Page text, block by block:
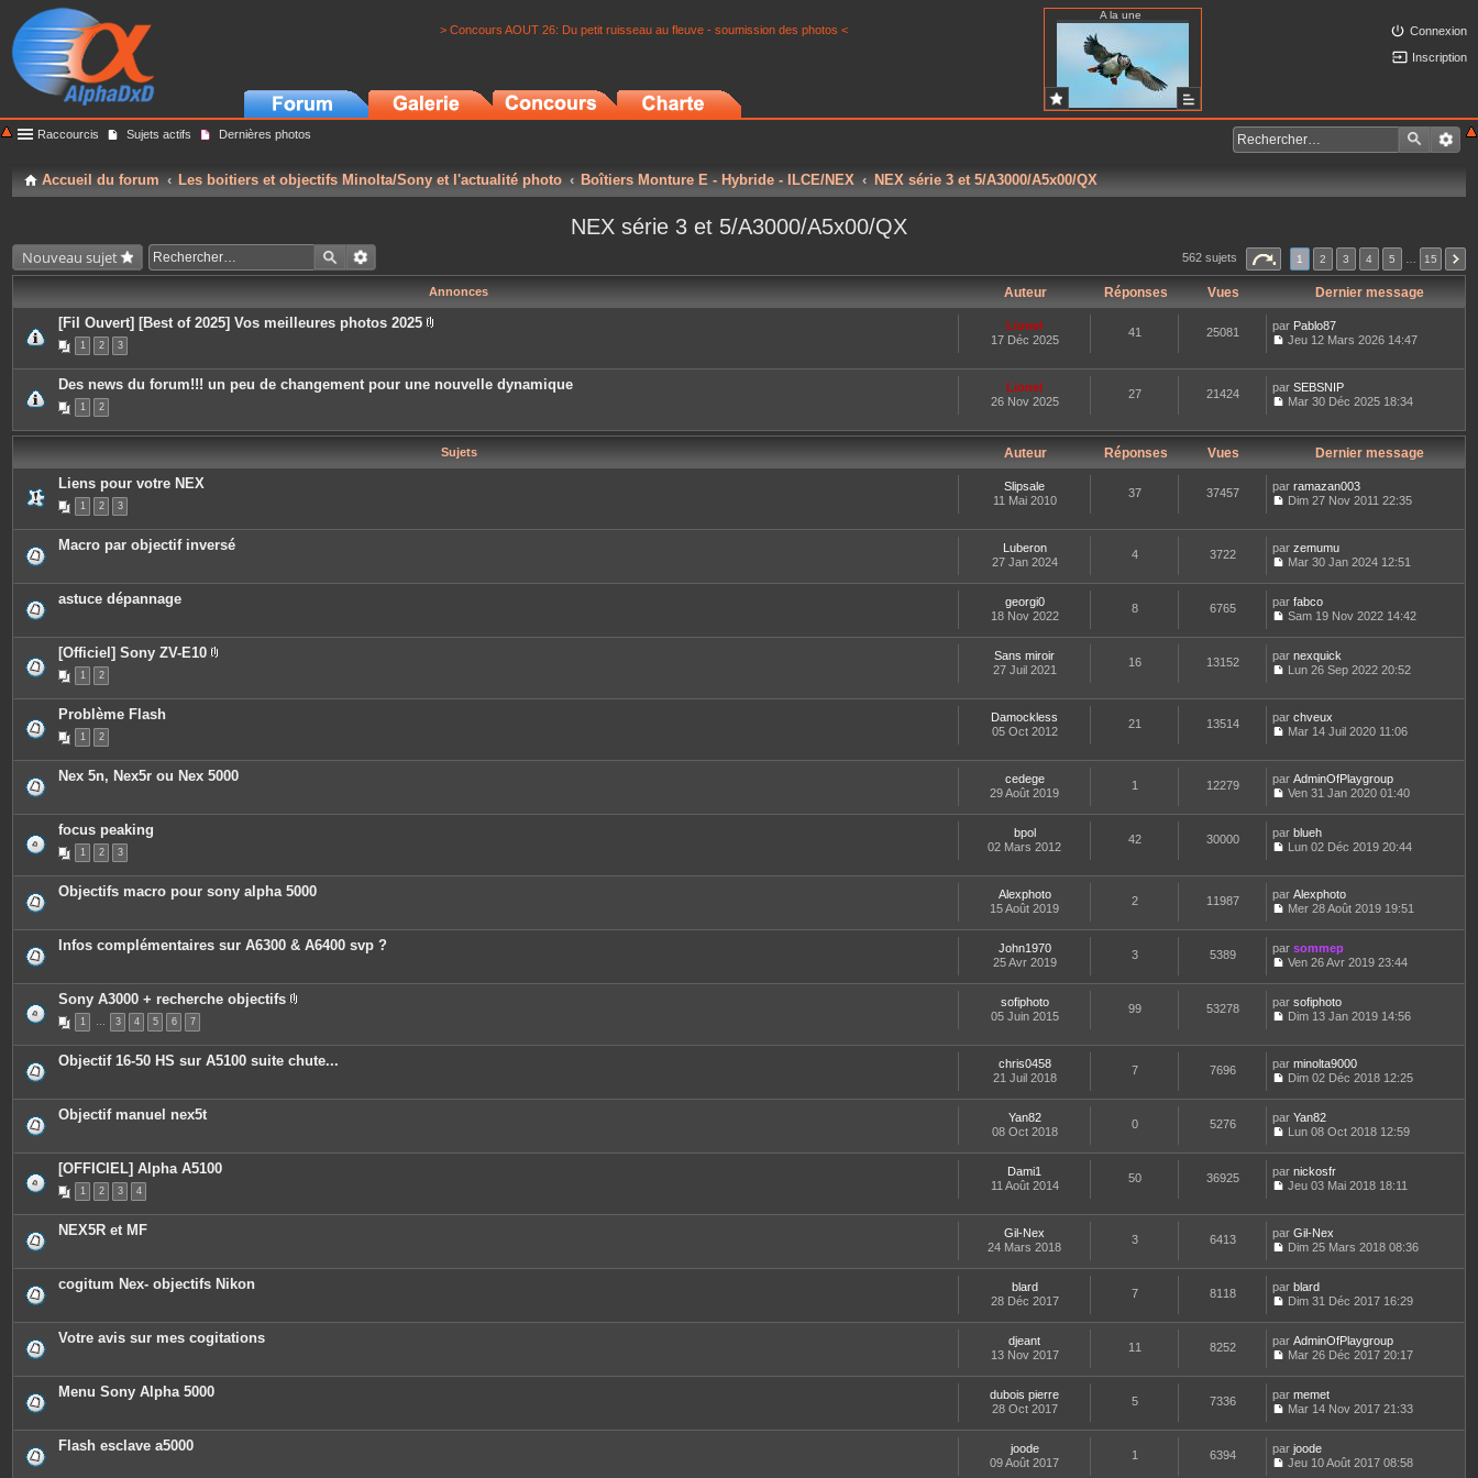
> Concours AOUT 26: Du petit ruisseau au fleuve - soumission des photos <
A la une
Connexion
Inscription
Raccourcis Sujets actifs Dernières photos
Accueil du forum Les boitiers et objectifs Minolta/Sony et l'actualité photo Boîtiers Monture E - Hybride - ILCE/NEX NEX série 3 et 5/A3000/A5x00/QX
NEX série 3 et 5/A3000/A5x00/QX
Nouveau sujet 562 sujets 1 2 3 4 5 15
Annonces Auteur Réponses Vues Dernier message
[Fil Ouvert] [Best of 2025] Vos meilleures photos 2025
c
e
i
t
1 2 3
Lionel
17 Déc 2025
41 25081 par Pablo87
s
u
t
e
d
n
m
e
s
s
a
Jeu 12 Mars 2026 14:47
Des news du forum!!! un peu de changement pour une nouvelle dynamique
1 2
Lionel
26 Nov 2025
27 21424 par SEBSNIP
n
u
l
r
e
d
e
r
n
e
r
m
s
s
a
Mar 30 Déc 2025 18:34
Sujets Auteur Réponses Vues Dernier message
Liens pour votre NEX
1 2 3
Slipsale
11 Mai 2010
37 37457 par ramazan003
s
u
l
t
e
l
e
d
r
i
e
e
s
s
g
e
Dim 27 Nov 2011 22:35
Macro par objectif inversé
Luberon
27 Jan 2024
4 3722 par zemumu
o
n
s
t
e
l
e
d
r
i
r
m
e
s
g
e
Mar 30 Jan 2024 12:51
astuce dépannage
georgi0
18 Nov 2022
8 6765 par fabco
o
n
s
l
t
e
d
e
r
i
e
e
s
s
g
e
Sam 19 Nov 2022 14:42
[Officiel] Sony ZV-E10
c
i
n
1 2
Sans miroir
27 Juil 2021
16 13152 par nexquick
s
u
e
r
d
e
n
i
e
e
s
s
g
e
Lun 26 Sep 2022 20:52
Problème Flash
1 2
Damockless
05 Oct 2012
21 13514 par chveux
s
u
l
t
e
d
e
r
i
r
m
e
s
g
e
Mar 14 Juil 2020 11:06
Nex 5n, Nex5r ou Nex 5000
cedege
29 Août 2019
1 12279 par AdminOfPlaygroup
o
n
s
l
t
e
l
e
d
n
r
m
e
s
a
g
Ven 31 Jan 2020 01:40
focus peaking
1 2 3
bpol
02 Mars 2012
42 30000 par blueh
s
u
l
t
e
l
e
d
r
i
e
r
m
e
s
a
g
Lun 02 Déc 2019 20:44
Objectifs macro pour sony alpha 5000
Alexphoto
15 Août 2019
2 11987 par Alexphoto
o
n
s
t
e
l
e
d
n
m
e
s
a
g
Mer 28 Août 2019 19:51
Infos complémentaires sur A6300 & A6400 svp ?
John1970
25 Avr 2019
3 5389 par sommep
o
n
s
l
t
e
l
e
d
n
r
m
e
s
a
g
Ven 26 Avr 2019 23:44
Sony A3000 + recherche objectifs
c
e
o
e
1 … 3 4 5 6 7
sofiphoto
05 Juin 2015
99 53278 par sofiphoto
s
u
l
t
e
l
e
d
r
i
e
r
m
e
s
a
g
Dim 13 Jan 2019 14:56
Objectif 16-50 HS sur A5100 suite chute...
chris0458
21 Juil 2018
7 7696 par minolta9000
o
n
s
t
e
l
e
d
n
m
e
s
a
g
e
Dim 02 Déc 2018 12:25
Objectif manuel nex5t
Yan82
08 Oct 2018
0 5276 par Yan82
o
n
s
l
t
e
l
e
d
n
m
e
s
a
g
Lun 08 Oct 2018 12:59
[OFFICIEL] Alpha A5100
1 2 3 4
Dami1
11 Août 2014
50 36925 par nickosfr
s
u
l
t
e
l
e
d
n
m
e
Jeu 03 Mai 2018 18:11
NEX5R et MF
Gil-Nex
24 Mars 2018
3 6413 par Gil-Nex
o
n
s
t
e
e
d
e
r
n
Dim 25 Mars 2018 08:36
cogitum Nex- objectifs Nikon
blard
28 Déc 2017
7 8118 par blard
o
n
s
t
e
e
d
Dim 31 Déc 2017 16:29
Votre avis sur mes cogitations
djeant
13 Nov 2017
11 8252 par AdminOfPlaygroup
o
n
s
t
e
Mar 26 Déc 2017 20:17
Menu Sony Alpha 5000
dubois pierre
28 Oct 2017
5 7336 par memet
o
n
s
Mar 14 Nov 2017 21:33
Flash esclave a5000
joode
09 Août 2017
1 6394 par joode
Jeu 10 Août 2017 08:58